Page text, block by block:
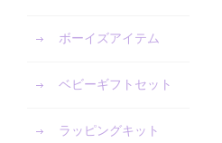
ボーイズアイテム
ベビーギフトセット
ラッピングキット